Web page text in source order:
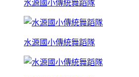
水源國小傳統舞蹈隊
水源國小傳統舞蹈隊